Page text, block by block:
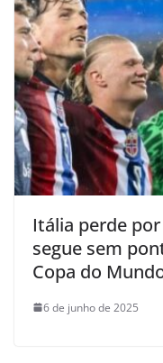
Itália perde
segue sem
Copa do
6 de junho de 2025